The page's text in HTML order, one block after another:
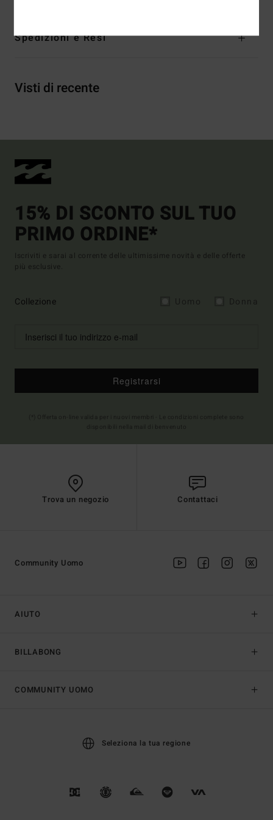
Spedizioni e Resi
Visti di recente
15% DI SCONTO SUL TUO
PRIMO ORDINE*
Iscriviti e sarai al corrente delle ultimissime novità e delle offerte
più esclusive.
Collezione
Registrarsi
Trova un negozio Contattaci
AIUTO
BILLABONG
Community Uomo
COMMUNITY UOMO
Seleziona la tua regione